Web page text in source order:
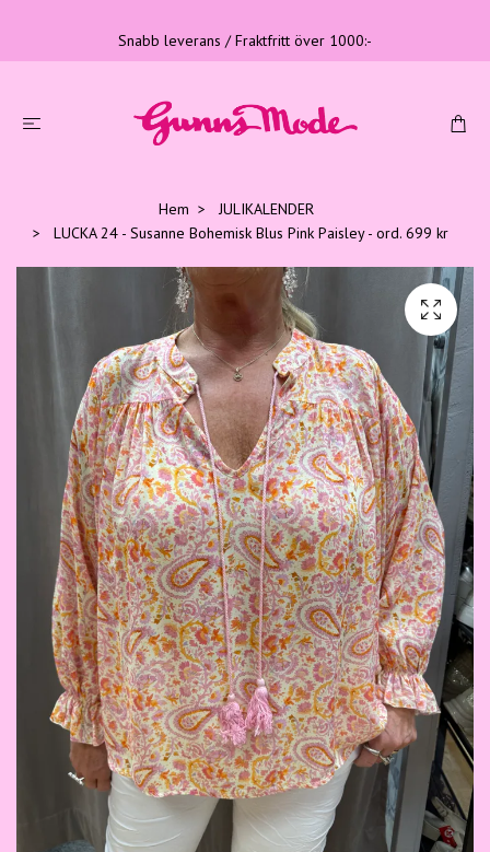
Snabb leverans / Fraktfritt över 1000:-
Hem
JULIKALENDER
LUCKA 24 - Susanne Bohemisk Blus Pink Paisley - ord. 699 kr